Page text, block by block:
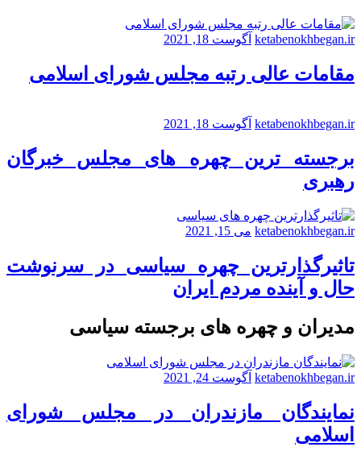
ketabenokhbegan.ir آگوست 18, 2021
مقامات عالی رتبه مجلس شورای اسلامی
ketabenokhbegan.ir آگوست 18, 2021
برجسته ترین چهره های مجلس خبرگان
رهبری
ketabenokhbegan.ir می 15, 2021
تاثیرگذارترین چهره سیاسی در سرنوشت
حال و آینده مردم ایران
مدیران و چهره های برجسته سیاسی
ketabenokhbegan.ir آگوست 24, 2021
نمایندگان مازندران در مجلس شورای
اسلامی